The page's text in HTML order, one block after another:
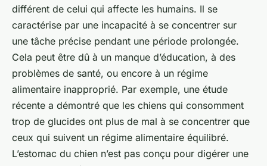
différent de celui qui affecte les humains. Il se
caractérise par une incapacité à se concentrer sur
une tâche précise pendant une période prolongée.
Cela peut être dû à un manque d’éducation, à des
problèmes de santé, ou encore à un régime
alimentaire inapproprié. Par exemple, une étude
récente a démontré que les chiens qui consomment
trop de glucides ont plus de mal à se concentrer que
ceux qui suivent un régime alimentaire équilibré.
L’estomac du chien n’est pas conçu pour digérer une